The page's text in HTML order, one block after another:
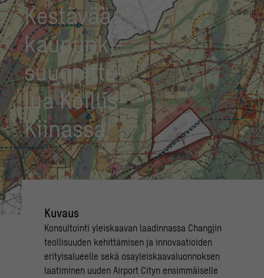
Kes­tä­vää
kau­pun­ki­
suun­nit­te­
lua Koil­lis-
Kii­nas­sa
Kuvaus
Konsultointi yleiskaavan laadinnassa Changjin
teollisuuden kehittämisen ja innovaatioiden
erityisalueelle sekä osayleiskaavaluonnoksen
laatiminen uuden Airport Cityn ensimmäiselle